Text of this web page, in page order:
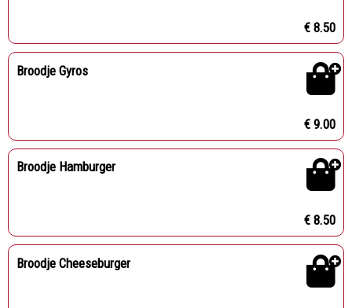
€ 8.50
Broodje Gyros
€ 9.00
Broodje Hamburger
€ 8.50
Broodje Cheeseburger